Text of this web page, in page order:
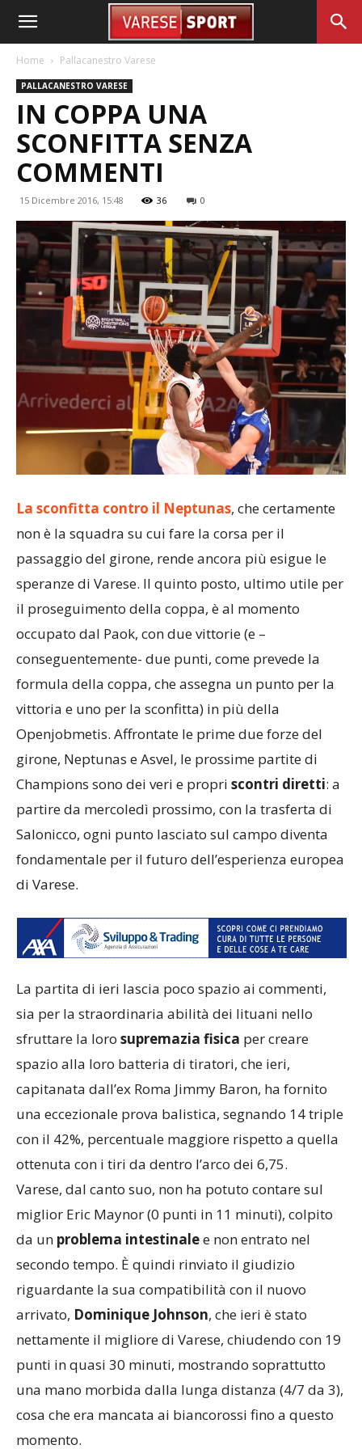
Home Pallacanestro Varese
PALLACANESTRO VARESE
IN COPPA UNA
SCONFITTA SENZA
COMMENTI
15 Dicembre 2016, 15:48 36 0
La sconfitta contro il Neptunas, che certamente
non è la squadra su cui fare la corsa per il
passaggio del girone, rende ancora più esigue le
speranze di Varese. Il quinto posto, ultimo utile per
il proseguimento della coppa, è al momento
occupato dal Paok, con due vittorie (e –
conseguentemente- due punti, come prevede la
formula della coppa, che assegna un punto per la
vittoria e uno per la sconfitta) in più della
Openjobmetis. Affrontate le prime due forze del
girone, Neptunas e Asvel, le prossime partite di
Champions sono dei veri e propri scontri diretti: a
partire da mercoledì prossimo, con la trasferta di
Salonicco, ogni punto lasciato sul campo diventa
fondamentale per il futuro dell’esperienza europea
di Varese.
La partita di ieri lascia poco spazio ai commenti,
sia per la straordinaria abilità dei lituani nello
sfruttare la loro supremazia fisica per creare
spazio alla loro batteria di tiratori, che ieri,
capitanata dall’ex Roma Jimmy Baron, ha fornito
una eccezionale prova balistica, segnando 14 triple
con il 42%, percentuale maggiore rispetto a quella
ottenuta con i tiri da dentro l’arco dei 6,75.
Varese, dal canto suo, non ha potuto contare sul
miglior Eric Maynor (0 punti in 11 minuti), colpito
da un problema intestinalee non entrato nel
secondo tempo. È quindi rinviato il giudizio
riguardante la sua compatibilità con il nuovo
arrivato, Dominique Johnson, che ieri è stato
nettamente il migliore di Varese, chiudendo con 19
punti in quasi 30 minuti, mostrando soprattutto
una mano morbida dalla lunga distanza (4/7 da 3),
cosa che era mancata ai biancorossi fino a questo
momento.